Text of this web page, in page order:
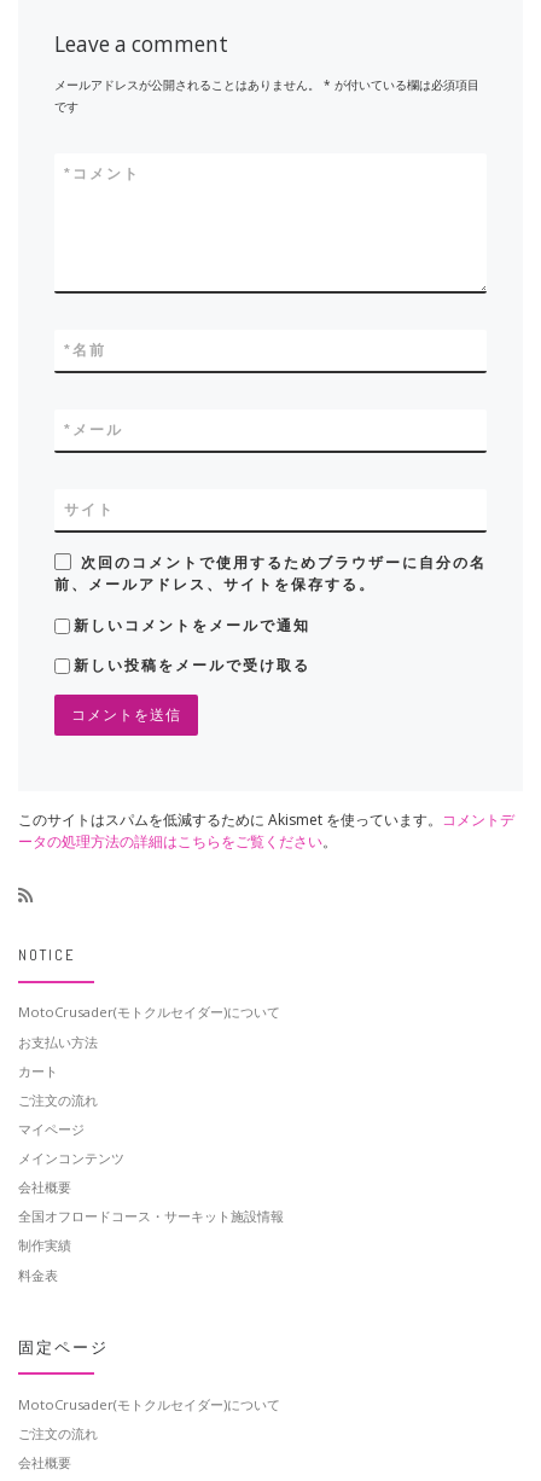
Leave a comment
メールアドレスが公開されることはありません。 * が付いている欄は必須項目
です
コメント
*
名前
*
メール
*
サイト
次回のコメントで使用するためブラウザーに自分の名
前、メールアドレス、サイトを保存する。
新しいコメントをメールで通知
新しい投稿をメールで受け取る
このサイトはスパムを低減するために Akismet を使っています。 コメントデ
ータの処理方法の詳細はこちらをご覧ください。
NOTICE
MotoCrusader(モトクルセイダー)について
お支払い方法
カート
ご注文の流れ
マイページ
メインコンテンツ
会社概要
全国オフロードコース・サーキット施設情報
制作実績
料金表
固定ページ
MotoCrusader(モトクルセイダー)について
ご注文の流れ
会社概要